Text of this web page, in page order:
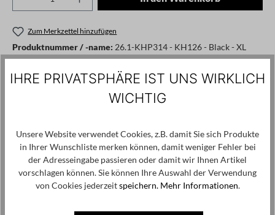
Zum Merkzettel hinzufügen
Produktnummer / -name: 26.1-KHP314 - KH126 - Black - XL
Angaben zum Hersteller: Thank Modedesign GmbH, Marsilstein 2,
50676 Köln, info@thankmodedesign.de
Produktgalerie überspringen
Kunden haben sich ebenfalls angesehen
SALE
IHRE PRIVATSPHÄRE IST UNS WIRKLICH
WICHTIG
Unsere Website verwendet Cookies, z.B. damit Sie sich Produkte
in Ihrer Wunschliste merken können, damit weniger Fehler bei
der Adresseingabe passieren oder damit wir Ihnen Artikel
vorschlagen können. Sie können Ihre Auswahl der Verwendung
von Cookies jederzeitspeichern. Mehr Informationen.